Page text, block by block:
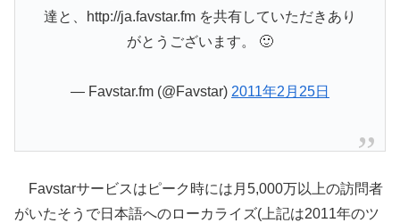
達と、http://ja.favstar.fm を共有していただきあり
がとうございます。 🙂
— Favstar.fm (@Favstar) 2011年2月25日
Favstarサービスはピーク時には月5,000万以上の訪問者
がいたそうで日本語へのローカライズ(上記は2011年のツ